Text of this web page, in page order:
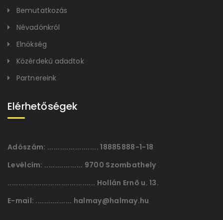
Bemutatkozás
Névadónkról
Elnökség
Közérdekű adadtok
Partnereink
Elérhetőségek
Adószám: ........................ 18885888-1-18
Levélcím: .................. 9700 Szombathely
......................................... Hollán Ernõ u. 13.
E-mail: ................. halmay@halmay.hu